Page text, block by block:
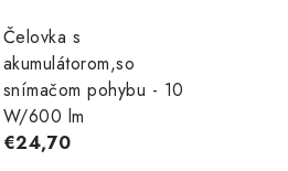
Čelovka s
akumulátorom,so
snímačom pohybu - 10
W/600 lm
€24,70